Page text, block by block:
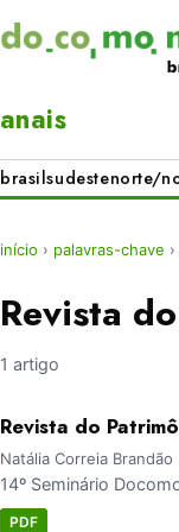
anais
brasilsudestenorte/
início › palavras-chave ›
Revista
1 artigo
Revista do
Natália Correia Brandão
14º Seminário
PDF